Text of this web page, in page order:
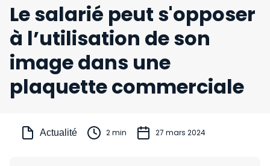
Le salarié peut s'opposer
à l’utilisation de son
image dans une
plaquette commerciale
Actualité 2 min 27 mars 2024